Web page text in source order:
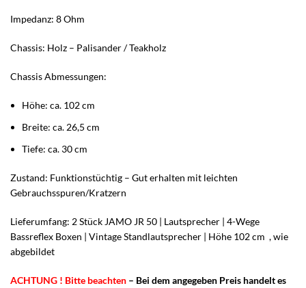
Impedanz: 8 Ohm
Chassis: Holz – Palisander / Teakholz
Chassis Abmessungen:
Höhe: ca. 102 cm
Breite: ca. 26,5 cm
Tiefe: ca. 30 cm
Zustand: Funktionstüchtig – Gut erhalten mit leichten
Gebrauchsspuren/Kratzern
Lieferumfang: 2 Stück JAMO JR 50 | Lautsprecher | 4-Wege
Bassreflex Boxen | Vintage Standlautsprecher | Höhe 102 cm , wie
abgebildet
ACHTUNG ! Bitte beachten – Bei dem angegeben Preis handelt es